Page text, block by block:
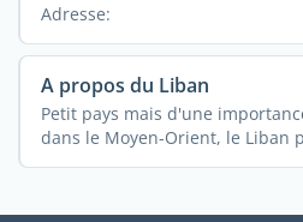
Adresse:
A propos du Liban
Petit pays mais d'une
dans le Moyen-Orient, le Liban